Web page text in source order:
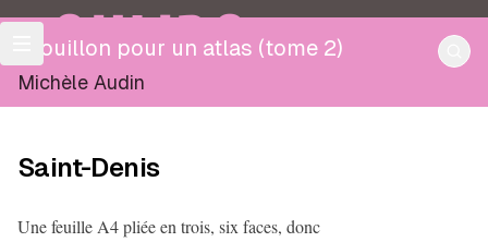
OULIPO
Brouillon pour un atlas (tome 2)
Michèle Audin
Saint-Denis
Une feuille A4 pliée en trois, six faces, donc